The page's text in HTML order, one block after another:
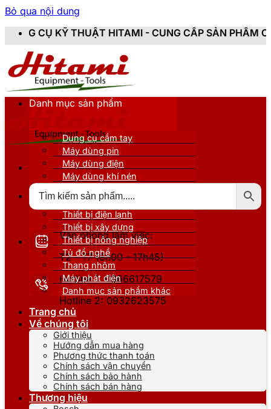
Bỏ qua nội dung
HITAMI - CUNG CẤP SẢN PHẨM CHÍNH HÃNG, MỚI
Văn phòng làm việc:
T2 - T7 (8h00 - 17h45)
Hotline 1: 0866617579
Hotline 2: 0932623575
Danh mục sản phẩm
Dụng cụ cầm tay
Máy dùng pin
Máy dùng điện
Máy dùng khí nén
Thiết bị nâng đỡ
Thiết bị điện lạnh
Thiết bị xây dựng
Thiết bị nông nghiệp
Tủ đồ nghề
Thang nhôm
Máy phát điện
Danh mục sản phẩm khác
Trang chủ
Về chúng tôi
Giới thiệu
Hướng dẫn mua hàng
Phương thức thanh toán
Chính sách vận chuyển
Chính sách bảo hành
Chính sách bán hàng
Thương hiệu